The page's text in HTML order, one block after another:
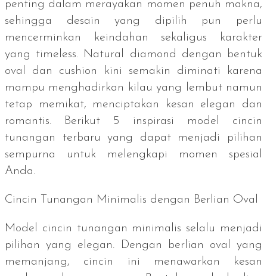
penting dalam merayakan momen penuh makna,
sehingga desain yang dipilih pun perlu
mencerminkan keindahan sekaligus karakter
yang timeless. Natural diamond dengan bentuk
oval dan cushion
kini semakin diminati karena
mampu menghadirkan kilau yang lembut namun
tetap memikat, menciptakan kesan elegan dan
romantis. Berikut 5 inspirasi model cincin
tunangan terbaru yang dapat menjadi pilihan
sempurna untuk melengkapi momen spesial
Anda.
Cincin Tunangan Minimalis dengan Berlian Oval
Model cincin tunangan minimalis selalu menjadi
pilihan yang elegan. Dengan berlian oval yang
memanjang, cincin ini menawarkan kesan